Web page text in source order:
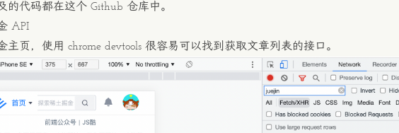
的代码都在这个 Github 仓库中。
API
主页，使用 chrome devtools 很容易可以找到获取文章列表的接口。